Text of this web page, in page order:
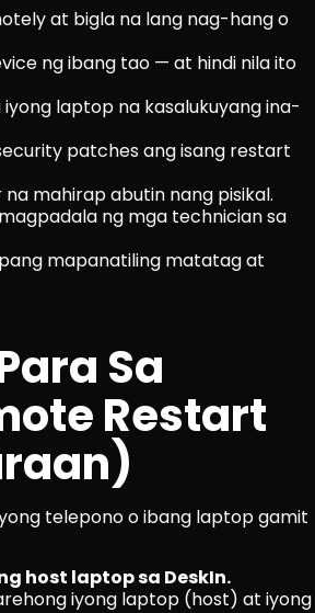
at bigla na lang nag-hang o
ng ibang tao — at hindi nila ito
laptop na kasalukuyang ina-
patches ang isang restart
mahirap abutin nang pisikal.
ng mga technician sa
mapanatiling matatag at
Sa
Restart
telepono o ibang laptop gamit
host laptop sa DeskIn.
iyong laptop (host) at iyong